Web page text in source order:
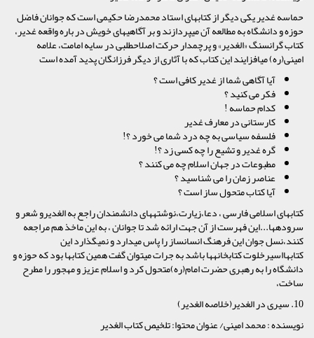
حماسه غدیر یکى دیگر از کتابهاى استاد محمدرضا حکیمى است که جوانان فاضل
حوزه و دانشگاه به مطالعه آن مى‏پردازند و بر آگاهى‏هاى خویش در باره واقعه غدیر،
کتاب گرانسنگ «الغدیر» و پرچمدار حرکت اصلاح‏طلبى در سایه امامت، علامه
امینى(ره) مى‏افزایند این کتاب که با آثارى از دیگر فرزانگان پدید آمده است
آیا آگاهی شما از غدیر کافی است ؟
فکر می کنید ؟
کدام حماسه !
کارستانى در معارف غدیر
فلسفه سیاسى به چه درد شما می خورد ؟!
گره غدیر و تشیع را چه کسی زد ؟!
مطبوعات در جهان اسلام چه می کنند ؟
عناصر زمان را می شناسید ؟
آیا کتاب متحول ساز است ؟
کتابهاى اسلامى فارسى ، دعا،زیارت،نوشته‏هاى دانشمندان راجع به الغدیرو شعر و
سروده‏ها...این فهرست‏ از آن جهت ارائه شد تا جوانان ، به این ماخذ هم مراجعه
کنند،نسل جوان این فرهنگ انسان‏ساز را پاس مى‏دارد و نمى‏گذارد این
کتابهااسیرخلوت کتابخانه‏ها باشد به جرات مى‏توان گفت همین کتابها بود که حوزه و
دانشگاه را به رهبرى حضرت امام(ره)متحول کرد و اسلام عزیز و مهجور را مطرح
ساخت،
10. سیرى در الغدیر(خلاصه الغدیر)
نویسنده : محمد امینى/ عنوان محتوا: تلخیص کتاب الغدیر